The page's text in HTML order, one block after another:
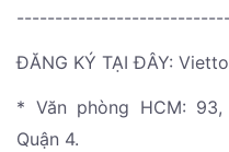
ĐĂNG KÝ TẠI ĐÂY:
* Văn phòng HCM:
Quận 4.